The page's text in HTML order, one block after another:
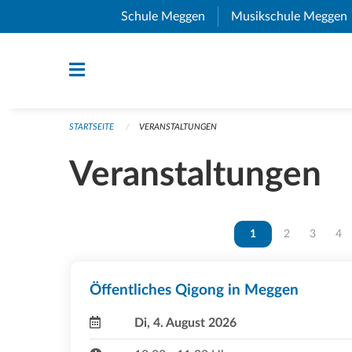
Navigation überspringen
Schule Meggen (External Link)
Musikschule Meggen
STARTSEITE VERANSTALTUNGEN
Veranstaltungen
Vous êtes sur la page
1 Vous êtes sur
2 Vous
3 4
Öffentliches Qigong in Meggen
Di, 4. August 2026